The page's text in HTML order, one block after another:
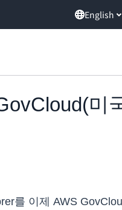
English
미
를 이제 AWS